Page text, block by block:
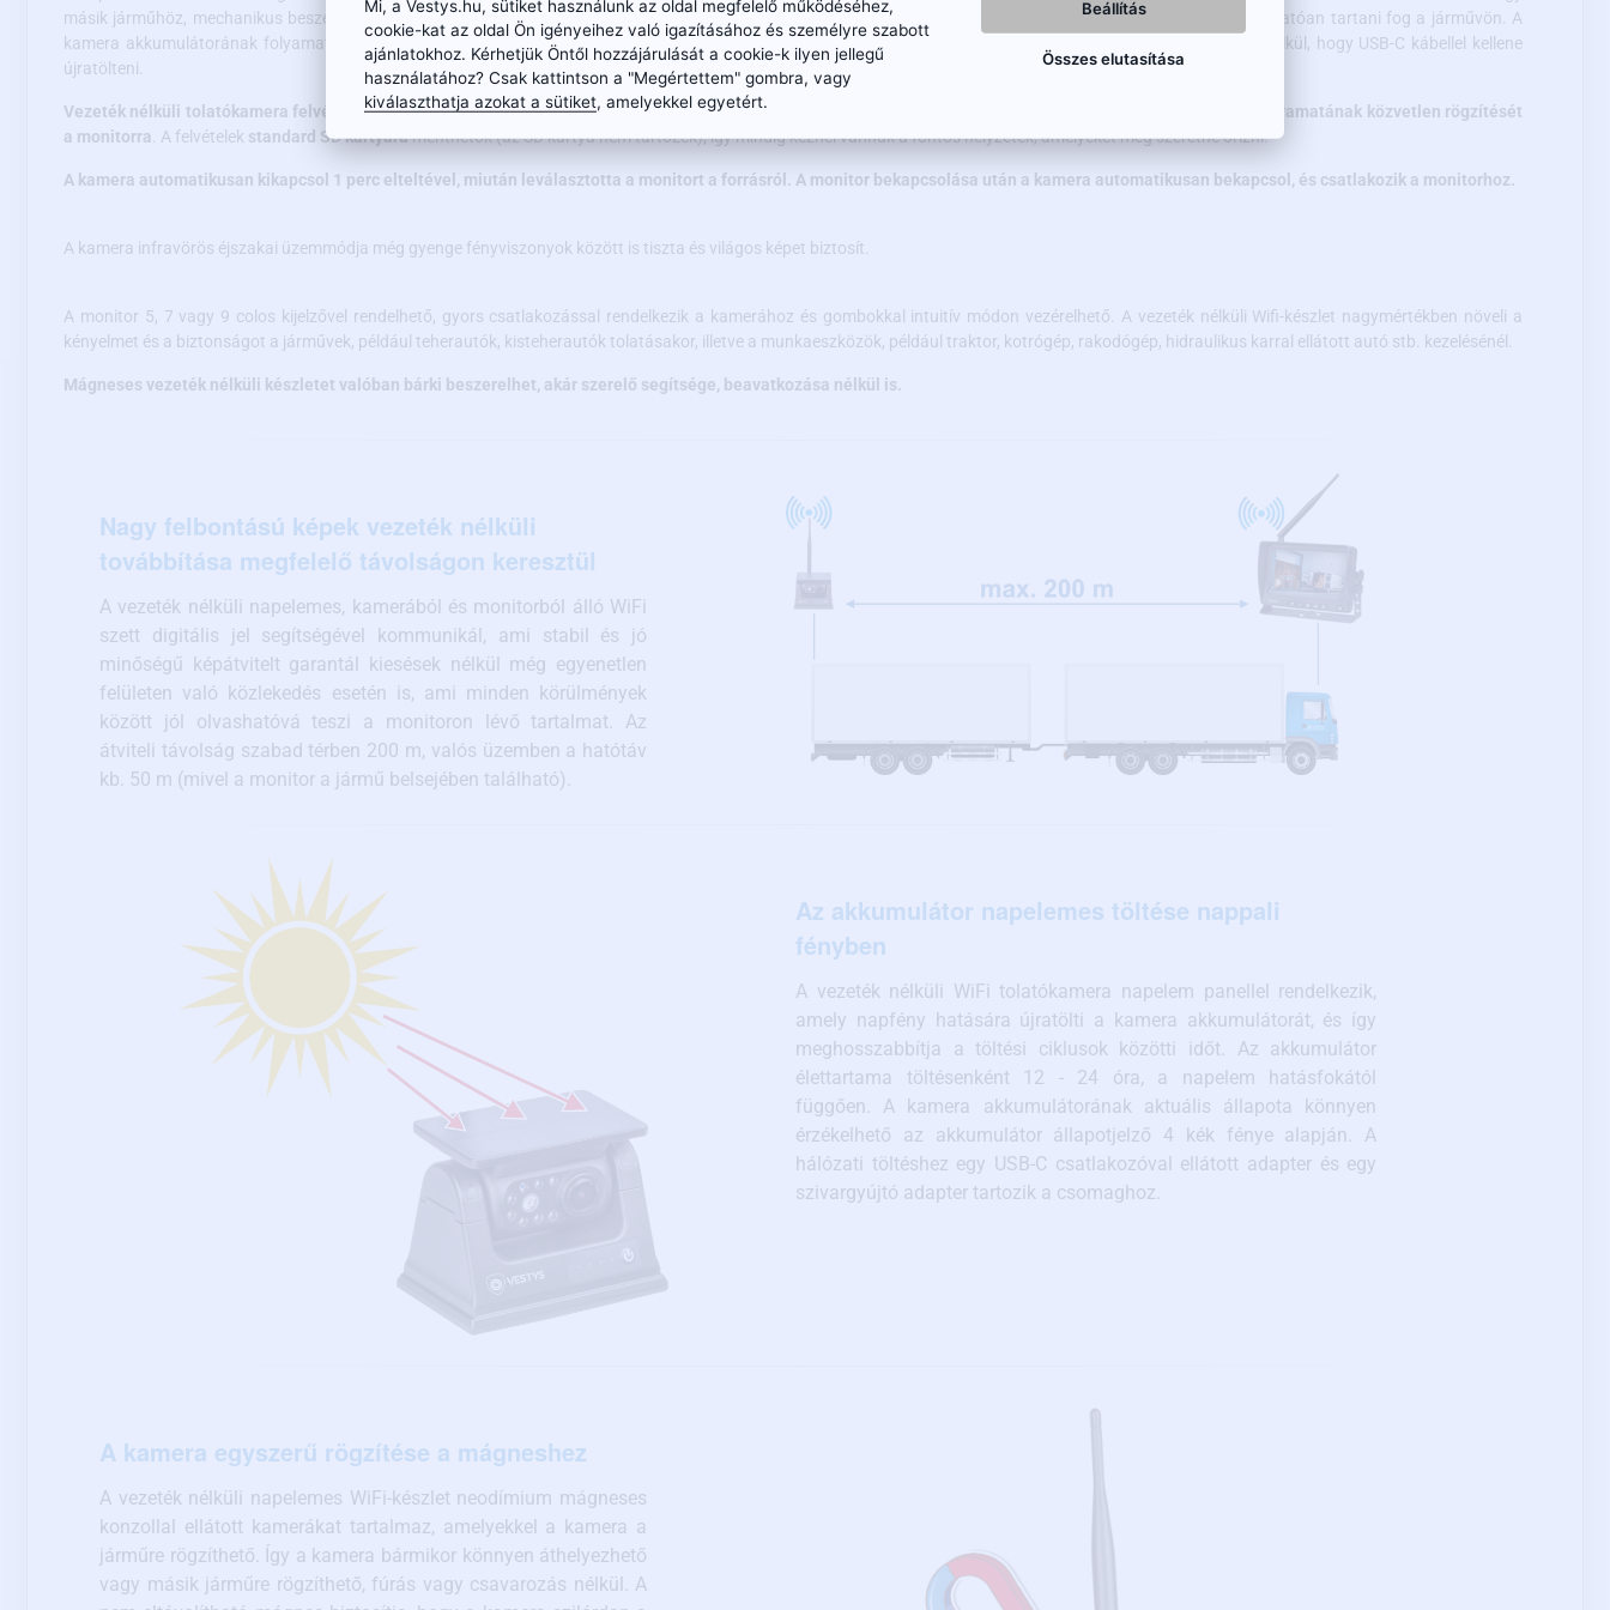
másik járműhöz, mechanikus beszerelés nélkül. A 6 extra erős neodímium mágnessel ellátott tartó biztosítja, hogy a kamera minden körülmények között megbízhatóan tartani fog a járművön. A
kamera akkumulátorának folyamatos újratöltése a kamerán elhelyezett napelem segítségével a nappali órákban meghosszabbítja a kamera működési idejét anélkül, hogy USB-C kábellel kellene
újratölteni.
Vezeték nélküli tolatókamera felvétellel:Ez a modern vezeték nélküli szett megbízható képet biztosít tolatás közben, és lehetővé teszi
a vezetés vagy parkolás folyamatának közvetlen rögzítését
a monitorra
. A felvételek standard SD kártyáramenthetők (az SD kártya nem tartozék), így mindig kéznél vannak a fontos helyzetek, amelyeket meg szeretne őrizni.
A kamera automatikusan kikapcsol 1 perc elteltével, miután leválasztotta a monitort a forrásról. A monitor bekapcsolása után a kamera automatikusan bekapcsol, és csatlakozik a monitorhoz.
A kamera infravörös éjszakai üzemmódja még gyenge fényviszonyok között is tiszta és világos képet biztosít.
A monitor 5, 7 vagy 9 colos kijelzővel rendelhető, gyors csatlakozással rendelkezik a kamerához és gombokkal intuitív módon vezérelhető. A vezeték nélküli Wifi-készlet nagymértékben növeli a
kényelmet és a biztonságot a járművek, például teherautók, kisteherautók tolatásakor, illetve a munkaeszközök, például traktor, kotrógép, rakodógép, hidraulikus karral ellátott autó stb. kezelésénél.
Mágneses vezeték nélküli készletet valóban bárki beszerelhet, akár szerelő segítsége, beavatkozása nélkül is.
Nagy felbontású képek vezeték nélküli
továbbítása megfelelő távolságon keresztül
A vezeték nélküli napelemes, kamerából és monitorból álló WiFi
szett digitális jel segítségével kommunikál, ami stabil és jó
minőségű képátvitelt garantál kiesések nélkül még egyenetlen
felületen való közlekedés esetén is, ami minden körülmények
között jól olvashatóvá teszi a monitoron lévő tartalmat. Az
átviteli távolság szabad térben 200 m, valós üzemben a hatótáv
kb. 50 m (mivel a monitor a jármű belsejében található).
Az akkumulátor napelemes töltése nappali
fényben
A vezeték nélküli WiFi tolatókamera napelem panellel rendelkezik,
amely napfény hatására újratölti a kamera akkumulátorát, és így
meghosszabbítja a töltési ciklusok közötti időt. Az akkumulátor
élettartama töltésenként 12 - 24 óra, a napelem hatásfokától
függően. A kamera akkumulátorának aktuális állapota könnyen
érzékelhető az akkumulátor állapotjelző 4 kék fénye alapján. A
hálózati töltéshez egy USB-C csatlakozóval ellátott adapter és egy
szivargyújtó adapter tartozik a csomaghoz.
A kamera egyszerű rögzítése a mágneshez
A vezeték nélküli napelemes WiFi-készlet neodímium mágneses
konzollal ellátott kamerákat tartalmaz, amelyekkel a kamera a
járműre rögzíthető. Így a kamera bármikor könnyen áthelyezhető
vagy másik járműre rögzíthető, fúrás vagy csavarozás nélkül. A
Mi, a Vestys.hu, sütiket használunk az oldal megfelelő működéséhez,
cookie-kat az oldal Ön igényeihez való igazításához és személyre szabott
ajánlatokhoz. Kérhetjük Öntől hozzájárulását a cookie-k ilyen jellegű
használatához? Csak kattintson a "Megértettem" gombra, vagy
kiválaszthatja azokat a sütiket, amelyekkel egyetért.
Beállítás
Összes elutasítása